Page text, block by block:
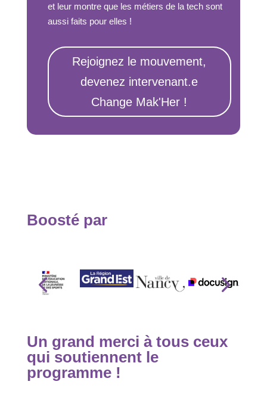
et leur montre que les métiers de la tech sont
aussi faits pour elles !
Rejoignez le mouvement,
devenez intervenant.e
Change Mak'Her !
Boosté par
Un grand merci à tous ceux
qui soutiennent le
programme !